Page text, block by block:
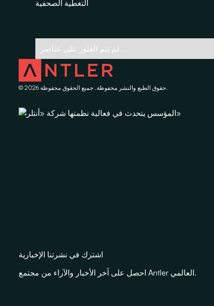
التغطية الصحفية
لم يتم العثور على عناصر.
© 2026 حقوق الطبع والنشر محفوظة. جميع الحقوق محفوظة.
اشترك في نشرتنا الإخبارية
احصل على آخر الأخبار والآراء من مجتمع Antler العالمي.